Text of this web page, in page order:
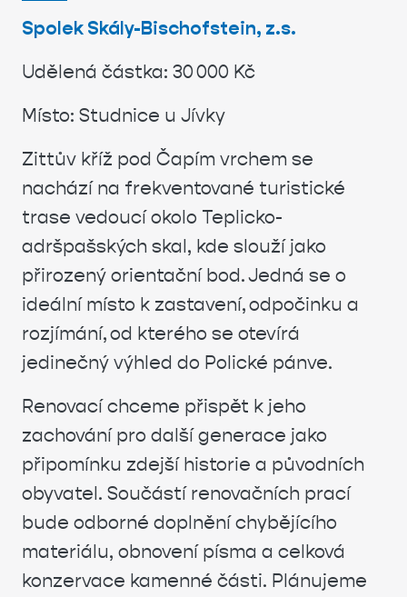
Spolek Skály-Bischofstein, z.s.
Udělená částka: 30 000 Kč
Místo: Studnice u Jívky
Zittův kříž pod Čapím vrchem se
nachází na frekventované turistické
trase vedoucí okolo Teplicko-
adršpašských skal, kde slouží jako
přirozený orientační bod. Jedná se o
ideální místo k zastavení, odpočinku a
rozjímání, od kterého se otevírá
jedinečný výhled do Polické pánve.
Renovací chceme přispět k jeho
zachování pro další generace jako
připomínku zdejší historie a původních
obyvatel. Součástí renovačních prací
bude odborné doplnění chybějícího
materiálu, obnovení písma a celková
konzervace kamenné části. Plánujeme